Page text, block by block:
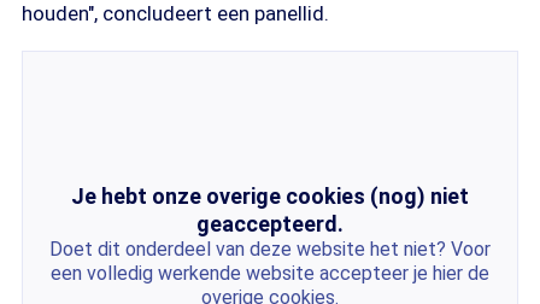
houden", concludeert een panellid.
Je hebt onze overige cookies (nog) niet
geaccepteerd.
Doet dit onderdeel van deze website het niet? Voor
een volledig werkende website accepteer je hier de
overige cookies.